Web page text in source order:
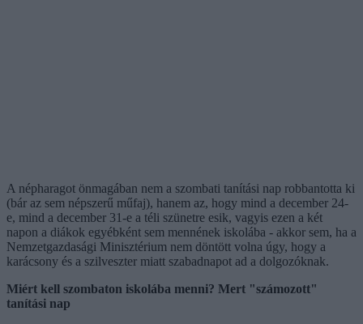
A népharagot önmagában nem a szombati tanítási nap robbantotta ki
(bár az sem népszerű műfaj), hanem az, hogy mind a december 24-
e, mind a december 31-e a téli szünetre esik, vagyis ezen a két
napon a diákok egyébként sem mennének iskolába - akkor sem, ha a
Nemzetgazdasági Minisztérium nem döntött volna úgy, hogy a
karácsony és a szilveszter miatt szabadnapot ad a dolgozóknak.
Miért kell szombaton iskolába menni? Mert "számozott"
tanítási nap